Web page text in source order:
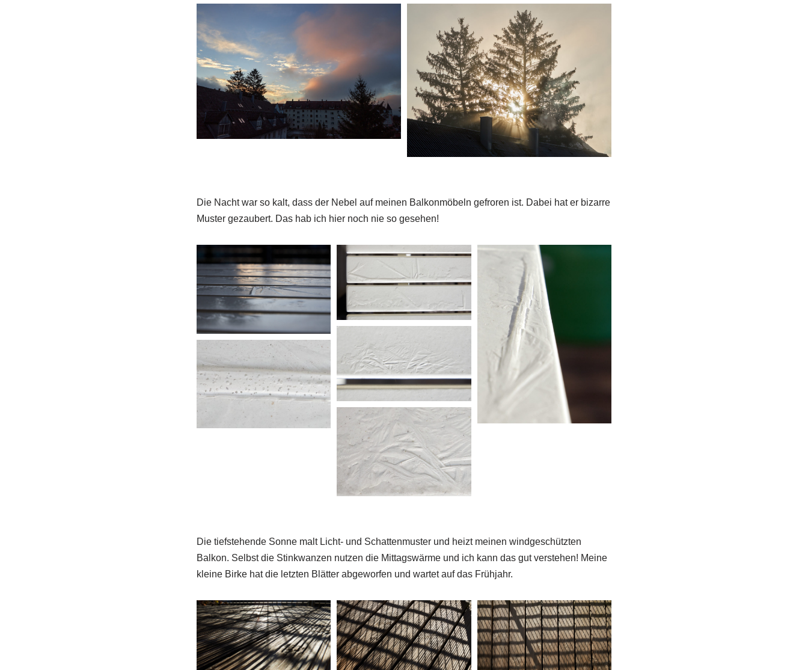
Die Nacht war so kalt, dass der Nebel auf meinen Balkonmöbeln gefroren ist. Dabei hat er bizarre
Muster gezaubert. Das hab ich hier noch nie so gesehen!
Die tiefstehende Sonne malt Licht- und Schattenmuster und heizt meinen windgeschützten
Balkon. Selbst die Stinkwanzen nutzen die Mittagswärme und ich kann das gut verstehen! Meine
kleine Birke hat die letzten Blätter abgeworfen und wartet auf das Frühjahr.